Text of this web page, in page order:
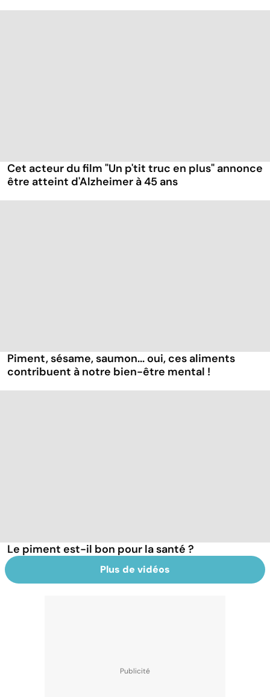
Cet acteur du film "Un p'tit truc en plus" annonce
être atteint d'Alzheimer à 45 ans
Piment, sésame, saumon... oui, ces aliments
contribuent à notre bien-être mental !
Le piment est-il bon pour la santé ?
Plus de vidéos